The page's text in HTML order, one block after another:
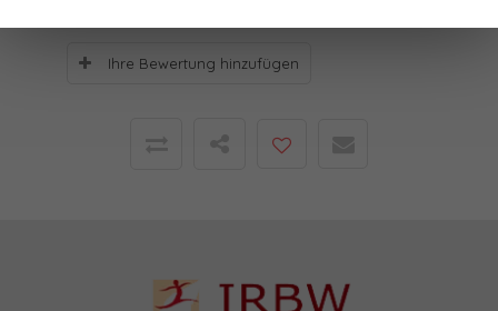
Ihre Bewertung hinzufügen